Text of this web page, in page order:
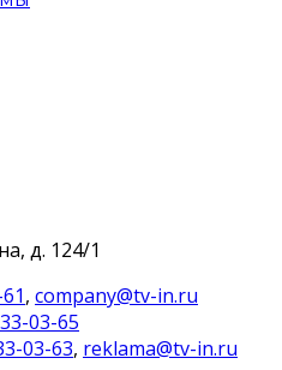
д. 124/1
, company@tv-in.ru
03-65
03-63, reklama@tv-in.ru